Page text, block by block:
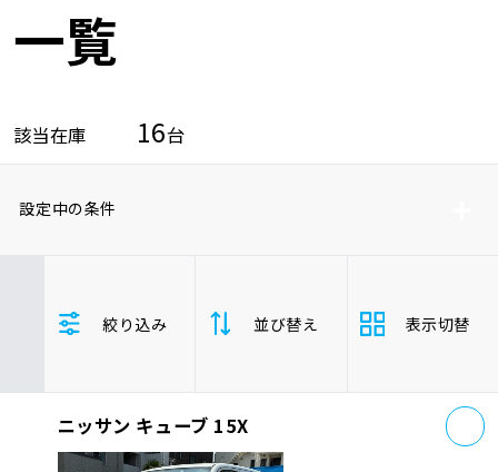
品質管理とサポート体制
お問い合わせ
一覧
該当在庫 16台
設定中の条件
ホンダ
マツダ
ミツビシ
キューブ
コンパクトカー
絞り込み 並び替え
支払総
額
高
表示切替
ニッサン キューブ 15X